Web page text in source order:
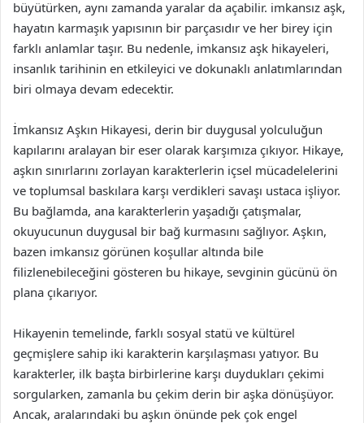
büyütürken, aynı zamanda yaralar da açabilir. imkansız aşk,
hayatın karmaşık yapısının bir parçasıdır ve her birey için
farklı anlamlar taşır. Bu nedenle, imkansız aşk hikayeleri,
insanlık tarihinin en etkileyici ve dokunaklı anlatımlarından
biri olmaya devam edecektir.
İmkansız Aşkın Hikayesi, derin bir duygusal yolculuğun
kapılarını aralayan bir eser olarak karşımıza çıkıyor. Hikaye,
aşkın sınırlarını zorlayan karakterlerin içsel mücadelelerini
ve toplumsal baskılara karşı verdikleri savaşı ustaca işliyor.
Bu bağlamda, ana karakterlerin yaşadığı çatışmalar,
okuyucunun duygusal bir bağ kurmasını sağlıyor. Aşkın,
bazen imkansız görünen koşullar altında bile
filizlenebileceğini gösteren bu hikaye, sevginin gücünü ön
plana çıkarıyor.
Hikayenin temelinde, farklı sosyal statü ve kültürel
geçmişlere sahip iki karakterin karşılaşması yatıyor. Bu
karakterler, ilk başta birbirlerine karşı duydukları çekimi
sorgularken, zamanla bu çekim derin bir aşka dönüşüyor.
Ancak, aralarındaki bu aşkın önünde pek çok engel